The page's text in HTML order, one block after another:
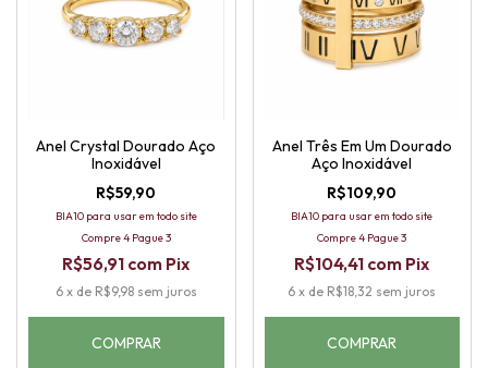
Anel Crystal Dourado Aço
Inoxidável
R$59,90
BIA10 para usar em todo site
Compre 4 Pague 3
R$56,91 com Pix
6 x de R$9,98 sem juros
COMPRAR
Anel Três Em Um Dourado
Aço Inoxidável
R$109,90
BIA10 para usar em todo site
Compre 4 Pague 3
R$104,41 com Pix
6 x de R$18,32 sem juros
COMPRAR